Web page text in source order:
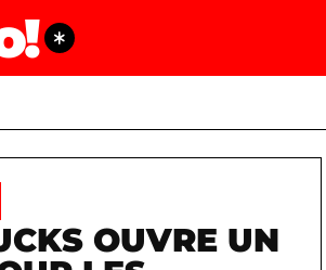
OUVRE UN